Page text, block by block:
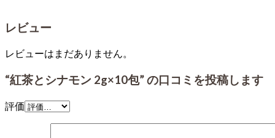
レビュー
レビューはまだありません。
“紅茶とシナモン 2g×10包” の口コミを投稿します
評価